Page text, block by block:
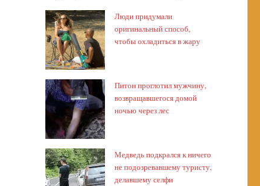
Люди придумали
оригинальный способ,
чтобы охладиться в жару
Питон проглотил мужчину,
возвращавшегося домой
ночью через лес
Медведь подкрался к ничего
не подозревавшему туристу,
делавшему селфи